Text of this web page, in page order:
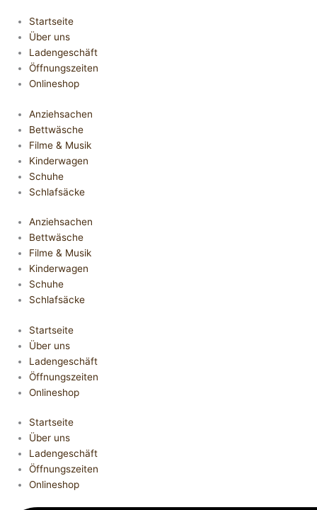
Startseite
Über uns
Ladengeschäft
Öffnungszeiten
Onlineshop
Anziehsachen
Bettwäsche
Filme & Musik
Kinderwagen
Schuhe
Schlafsäcke
Anziehsachen
Bettwäsche
Filme & Musik
Kinderwagen
Schuhe
Schlafsäcke
Startseite
Über uns
Ladengeschäft
Öffnungszeiten
Onlineshop
Startseite
Über uns
Ladengeschäft
Öffnungszeiten
Onlineshop